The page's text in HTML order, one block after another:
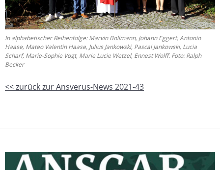
In alphabetischer Reihenfolge: Marvin Bollmann, Johann Eggert, Antonio
Haase, Mateo Valentin Haase, Julius Jankowski, Pascal Jankowski, Lucia
Scharf, Marie-Sophie Vogt, Marie Lucie Wetzel, Ennest Wolff. Foto: Ralph
Becker
<< zurück zur Ansverus-News 2021-43